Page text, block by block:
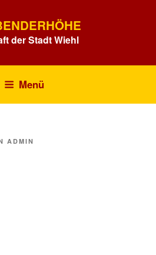
der Stadt Wiehl
Menü
ADMIN